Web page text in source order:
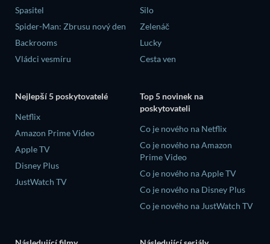
Spasitel
Spider-Man: Zbrusu nový den
Backrooms
Vládci vesmíru
Silo
Zelenáč
Lucky
Cesta ven
Nejlepší 5 poskytovatelé
Netflix
Amazon Prime Video
Apple TV
Disney Plus
JustWatch TV
Top 5 novinek na
poskytovateli
Co je nového na Netflix
Co je nového na Amazon
Prime Video
Co je nového na Apple TV
Co je nového na Disney Plus
Co je nového na JustWatch TV